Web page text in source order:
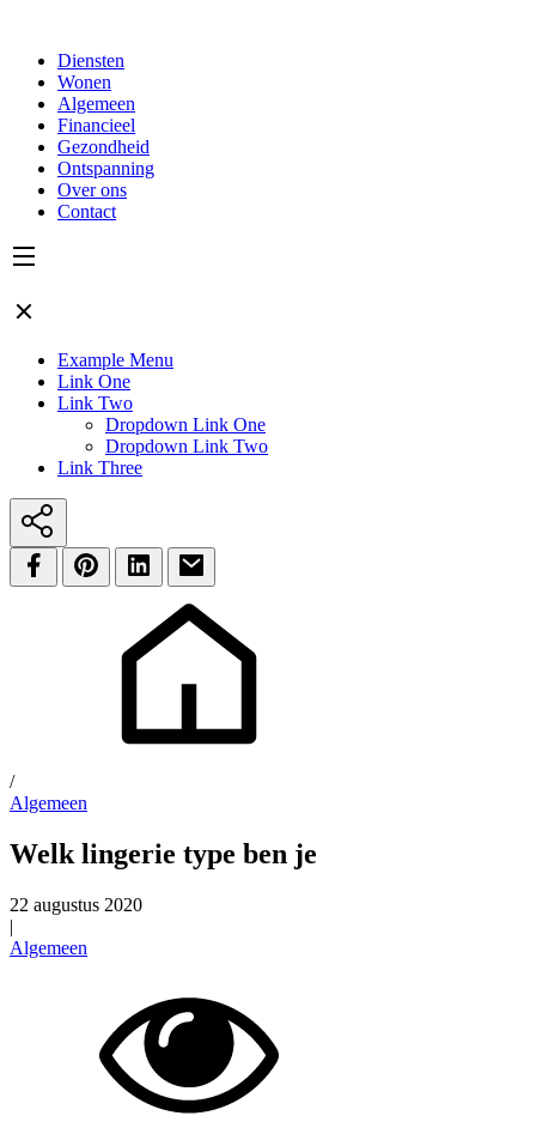
Diensten
Wonen
Algemeen
Financieel
Gezondheid
Ontspanning
Over ons
Contact
Example Menu
Link One
Link Two
Dropdown Link One
Dropdown Link Two
Link Three
/
Algemeen
Welk lingerie type ben je
22 augustus 2020
|
Algemeen